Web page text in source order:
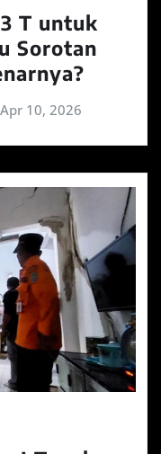
T untuk
Sorotan
Apr 10, 2026